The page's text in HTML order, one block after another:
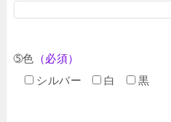
➄色 （必須）
シルバー
白 黒